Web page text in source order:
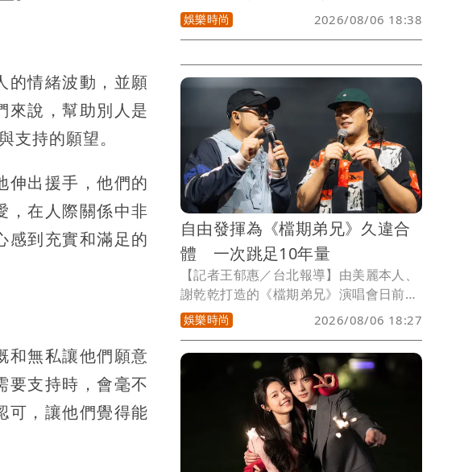
的情緒波動，並願
來說，幫助別人是
支持的願望。
伸出援手，他們的
，在人際關係中非
感到充實和滿足的
和無私讓他們願意
要支持時，會毫不
可，讓他們覺得能
人阿翔、楊繡惠、李雅英、檸檬以及藝人
來賓李晧禎在國立臺灣美術館開場，阿翔
全亞洲也是數一數二的特色美術館。
娛樂時尚 2026/08/06 18:38
自由發揮為《檔期弟兄》久違合
體 一次跳足10年量
【記者王郁惠／台北報導】由美麗本人、
謝乾乾打造的《檔期弟兄》演唱會日前登
場，首度採「日班」與「夜班」雙場形
式，一天舉辦兩場演出，並以「把拍攝現
場搬進演唱會」為概念，結合直播、MV
拍攝、Reaction及即興互動，讓歌迷不只
是觀眾，更直接參與演出，打造不同以往
的沉浸式體驗。
娛樂時尚 2026/08/06 18:27